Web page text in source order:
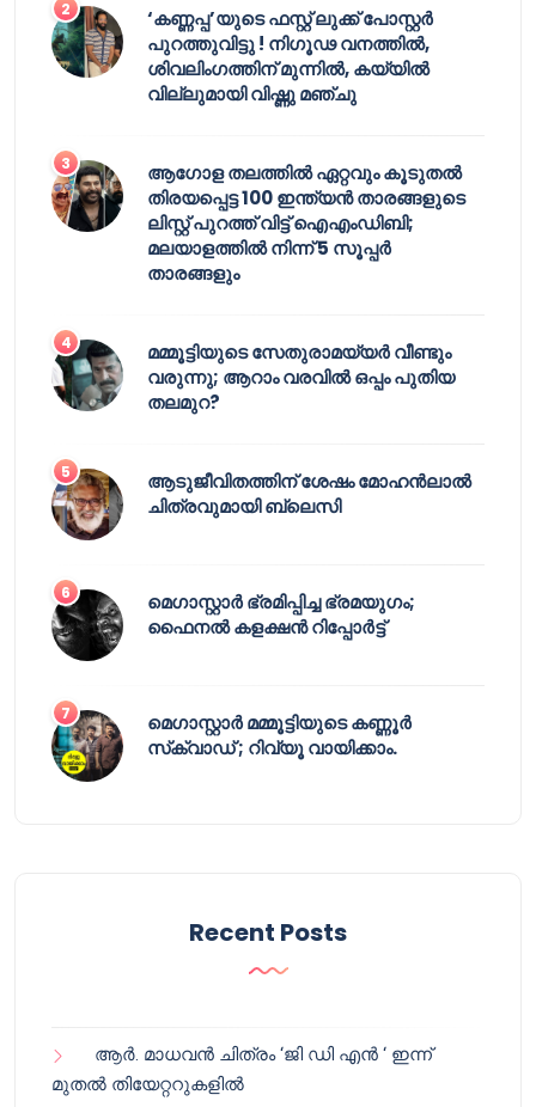
‘കണ്ണപ്പ’യുടെ ഫസ്റ്റ് ലുക്ക് പോസ്റ്റർ
പുറത്തുവിട്ടു ! നിഗൂഢ വനത്തിൽ,
ശിവലിംഗത്തിന് മുന്നിൽ, കയ്യിൽ
വില്ലുമായി വിഷ്ണു മഞ്ചു
ആഗോള തലത്തിൽ ഏറ്റവും കൂടുതൽ
തിരയപ്പെട്ട 100 ഇന്ത്യൻ താരങ്ങളുടെ
ലിസ്റ്റ് പുറത്ത് വിട്ട് ഐഎംഡിബി;
മലയാളത്തിൽ നിന്ന് 5 സൂപ്പർ
താരങ്ങളും
മമ്മൂട്ടിയുടെ സേതുരാമയ്യർ വീണ്ടും
വരുന്നു; ആറാം വരവിൽ ഒപ്പം പുതിയ
തലമുറ?
ആടുജീവിതത്തിന് ശേഷം മോഹൻലാൽ
ചിത്രവുമായി ബ്ലെസി
മെഗാസ്റ്റാർ ഭ്രമിപ്പിച്ച ഭ്രമയുഗം;
ഫൈനൽ കളക്ഷൻ റിപ്പോർട്ട്
മെഗാസ്റ്റാർ മമ്മൂട്ടിയുടെ കണ്ണൂർ
സ്‌ക്വാഡ് ; റിവ്യൂ വായിക്കാം.
Recent Posts
ആർ. മാധവൻ ചിത്രം ‘ജി ഡി എൻ ‘ ഇന്ന്
മുതൽ തിയേറ്ററുകളിൽ